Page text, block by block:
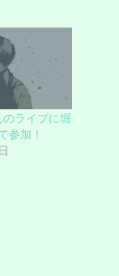
のライブに堀
参加！